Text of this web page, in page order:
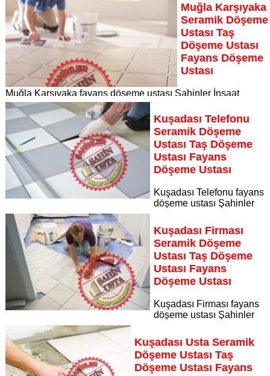
Muğla Karşıyaka
Seramik Döşeme
Ustası Taş
Döşeme Ustası
Fayans Döşeme
Ustası
Muğla Karşıyaka fayans döşeme ustası Şahinler İnşaat
Dekorasyon, zeminlerinizi sanat eseri gibi işleyen uzman
kadrosuyla Muğla Karşıyaka bölgesine özel hizmet sunuyor
Sayfaya Git
Kuşadası Telefonu
Seramik Döşeme
Ustası Taş Döşeme
Ustası Fayans
Döşeme Ustası
Kuşadası Telefonu fayans
döşeme ustası Şahinler
İnşaat Dekorasyon, zeminlerinizi sanat eseri gibi işleyen
uzman kadrosuyla Kuşadası Telefonu bölgesine özel hizmet
sunuyor
Sayfaya Git
Kuşadası Firması
Seramik Döşeme
Ustası Taş Döşeme
Ustası Fayans
Döşeme Ustası
Kuşadası Firması fayans
döşeme ustası Şahinler
İnşaat Dekorasyon, zeminlerinizi sanat eseri gibi işleyen
uzman kadrosuyla Kuşadası Firması bölgesine özel hizmet
sunuyor
Sayfaya Git
Kuşadası Usta Seramik
Döşeme Ustası Taş
Döşeme Ustası Fayans